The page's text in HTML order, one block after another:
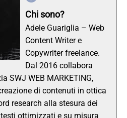
Chi sono?
Adele Guariglia – Web
Content Writer e
Copywriter freelance.
Dal 2016 collabora
SWJ WEB MARKETING,
di contenuti in ottica
research alla stesura dei
ottimizzati e su misura